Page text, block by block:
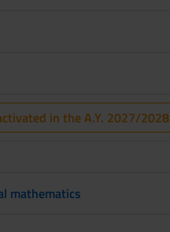
in the A.Y. 2027/2028
mathematics